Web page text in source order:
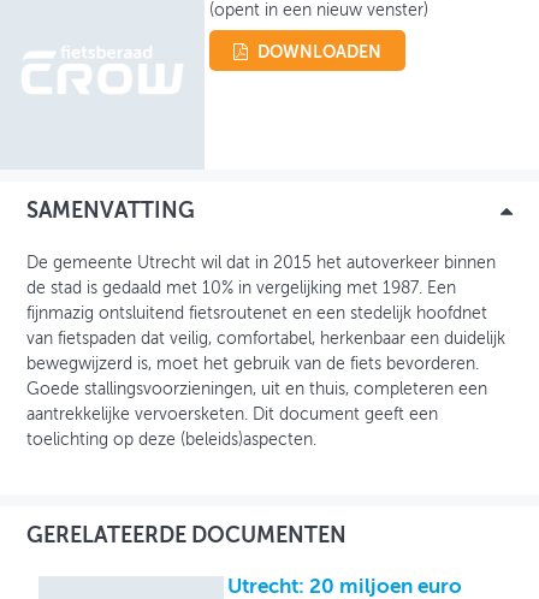
GEBRUIKER
(opent in een nieuw venster)
DOWNLOADEN
SAMENVATTING
De gemeente Utrecht wil dat in 2015 het autoverkeer binnen
de stad is gedaald met 10% in vergelijking met 1987. Een
fijnmazig ontsluitend fietsroutenet en een stedelijk hoofdnet
van fietspaden dat veilig, comfortabel, herkenbaar een duidelijk
bewegwijzerd is, moet het gebruik van de fiets bevorderen.
Goede stallingsvoorzieningen, uit en thuis, completeren een
aantrekkelijke vervoersketen. Dit document geeft een
toelichting op deze (beleids)aspecten.
GERELATEERDE DOCUMENTEN
Utrecht: 20 miljoen euro